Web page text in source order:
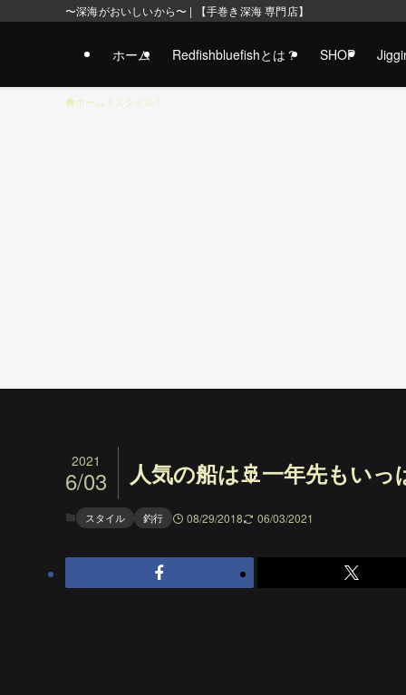
〜深海がおいしいから〜 | 【手巻き深海 専門店】
ホーム Redfishbluefishとは？ SHOP
ホーム スタイル
人気の船は🚢一年先もいっ
2021
6/03
スタイル 釣行 08/29/2018 06/03/2021